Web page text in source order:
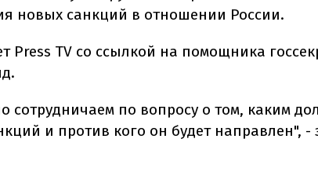
новых санкций в отношении России.
Press TV со ссылкой на помощника
сотрудничаем по вопросу о том, каким
и против кого он будет направлен", -